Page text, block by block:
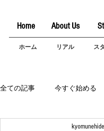
Home About Us
ホーム リアル ス
全ての記事 今すぐ始める